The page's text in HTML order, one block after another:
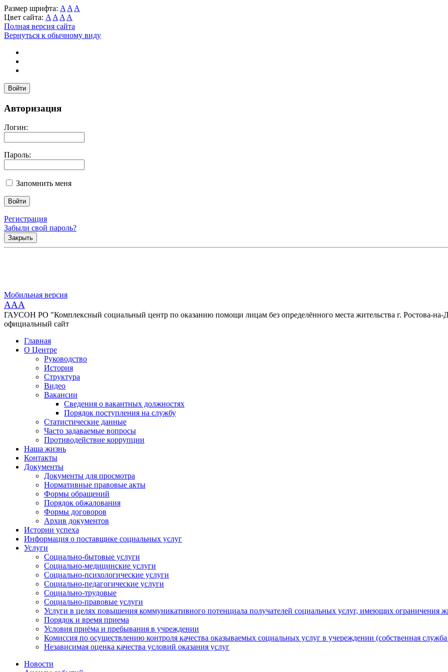
Размер шрифта: A A A
Цвет сайта: A A A A
Полная версия сайта
Вернуться к обычному виду
Войти
Авторизация
Логин:
Пароль:
Запомнить меня
Регистрация
Забыли свой пароль?
Закрыть
Мобильная версия
AAA
ГАУСОН РО "Комплексный социальный центр по оказанию помощи лицам без определённого места жительства г. Ростова-на-
официальный сайт
Главная
О Центре
Руководство
История
Структура
Видео
Вакансии
Сведения о вакантных должностях
Порядок поступления на службу
Статистические данные
Часто задаваемые вопросы
Противодействие коррупции
Наша жизнь
Контакты
Документы
Документы для просмотра
Нормативные правовые акты
Формы обращений
Порядок обжалования
Формы договоров
Архив документов
Истории успеха
Информация о поставщике социальных услуг
Услуги
Социально-бытовые услуги
Социально-медицинские услуги
Социально-психологические услуги
Социально-педагогические услуги
Социально-трудовые
Социально-правовые услуги
Услуги в целях повышения коммуникативного потенциала получателей социальных услуг, имеющих ограничения
Порядок и время приема
Условия приёма и пребывания в учреждении
Комиссия по осуществлению контроля качества оказываемых социальных услуг в учереждении (собственная
Независимая оценка качества условий оказания услуг
Новости